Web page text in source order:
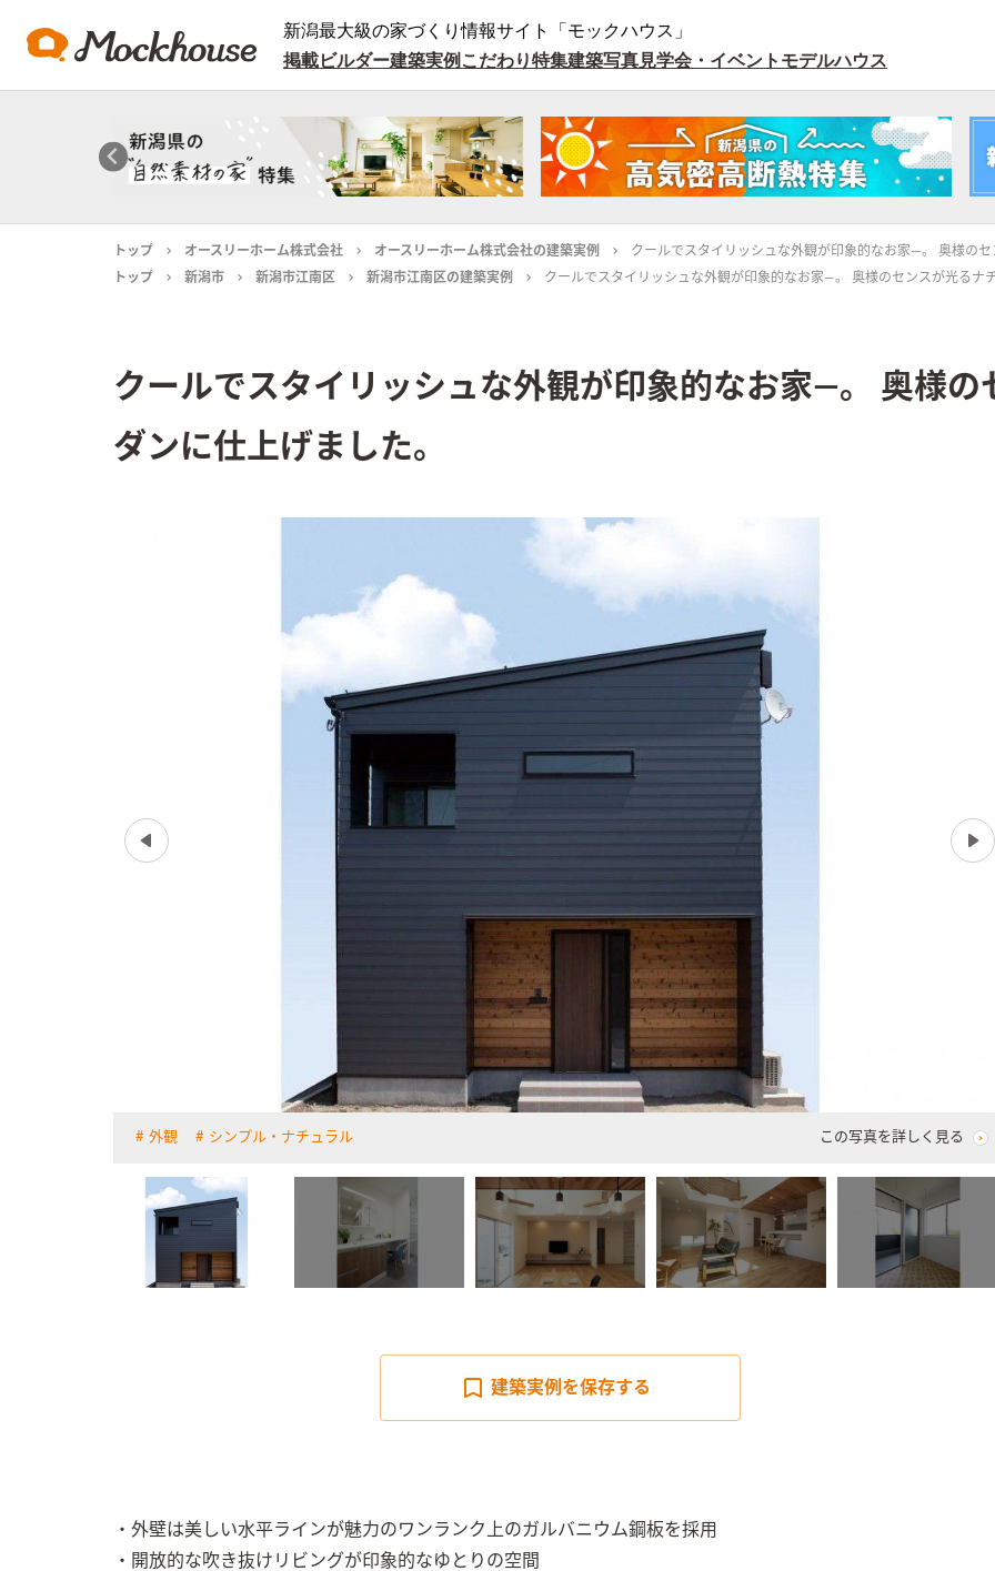
新潟最大級の家づくり情報サイト「モックハウス」
掲載ビルダー建築実例 こだわり特集建築写真見学会・イベント モデルハウス
トップ オースリーホーム株式会社 オースリーホーム株式会社の建築実例
クールでスタイリッシュな外観が印象的なお家―。 奥様の
トップ
新潟市 新潟市江南区 新潟市江南区の建築実例 クールでスタイリッシュな外観が印象的なお家―。 奥様のセンスが光るナ
クールでスタイリッシュな外観が印象的なお家―。 奥様の
ダンに仕上げました。
外観 シンプル・ナチュラル この写真を詳しく見る
建築実例を保存する
・外壁は美しい水平ラインが魅力のワンランク上のガルバニウム鋼板を採用
・開放的な吹き抜けリビングが印象的なゆとりの空間